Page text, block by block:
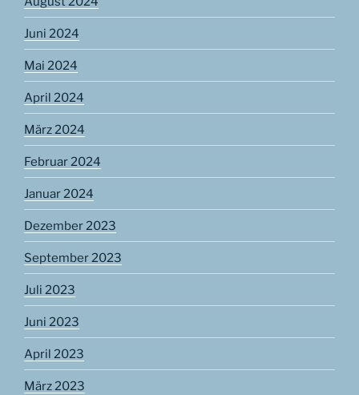
Juni 2024
Mai 2024
April 2024
März 2024
Februar 2024
Januar 2024
Dezember 2023
September 2023
Juli 2023
Juni 2023
April 2023
März 2023